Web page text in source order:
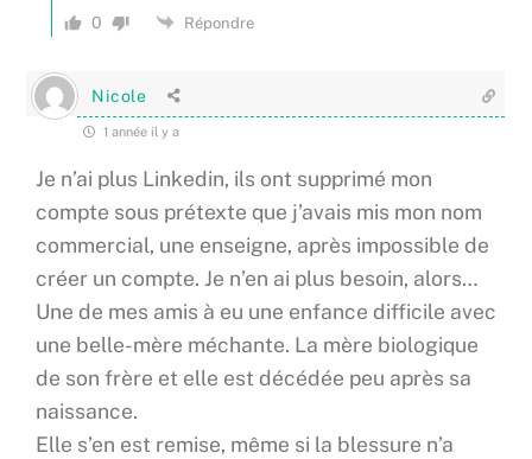
0 Répondre
Nicole
1 année il y a
Je n’ai plus Linkedin, ils ont supprimé mon
compte sous prétexte que j’avais mis mon nom
commercial, une enseigne, après impossible de
créer un compte. Je n’en ai plus besoin, alors…
Une de mes amis à eu une enfance difficile avec
une belle-mère méchante. La mère biologique
de son frère et elle est décédée peu après sa
naissance.
Elle s’en est remise, même si la blessure n’a